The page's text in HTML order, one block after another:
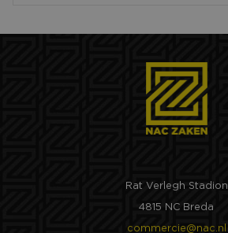
Rat Verlegh Stadion
4815 NC Breda
commercie@nac.nl